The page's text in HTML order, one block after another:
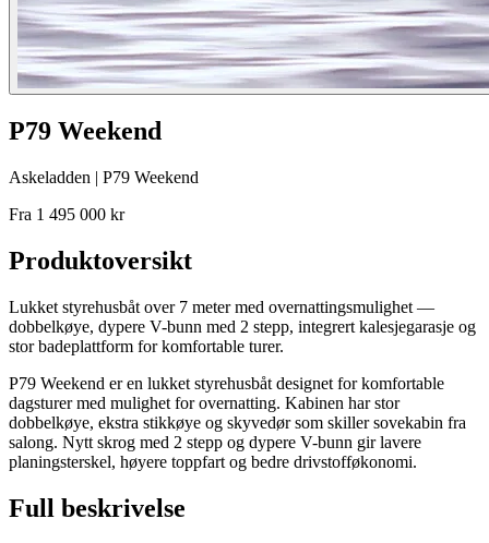
P79 Weekend
Askeladden | P79 Weekend
Fra 1 495 000 kr
Produktoversikt
Lukket styrehusbåt over 7 meter med overnattingsmulighet —
dobbelkøye, dypere V-bunn med 2 stepp, integrert kalesjegarasje og
stor badeplattform for komfortable turer.
P79 Weekend er en lukket styrehusbåt designet for komfortable
dagsturer med mulighet for overnatting. Kabinen har stor
dobbelkøye, ekstra stikkøye og skyvedør som skiller sovekabin fra
salong. Nytt skrog med 2 stepp og dypere V-bunn gir lavere
planingsterskel, høyere toppfart og bedre drivstofføkonomi.
Full beskrivelse